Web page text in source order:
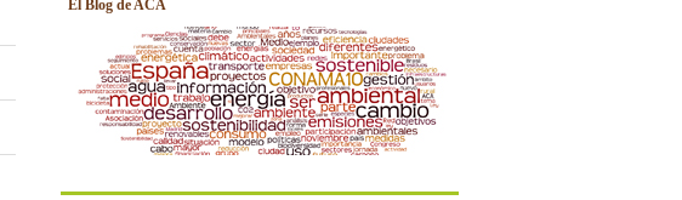
El Blog de ACA